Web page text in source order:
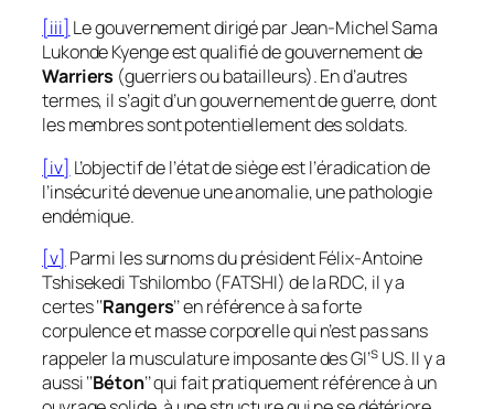
[iii] Le gouvernement dirigé par Jean-Michel Sama
Lukonde Kyenge est qualifié de gouvernement de
Warriers (guerriers ou batailleurs). En d’autres
termes, il s’agit d’un gouvernement de guerre, dont
les membres sont potentiellement des soldats.
[iv] L’objectif de l’état de siège est l’éradication de
l’insécurité devenue une anomalie, une pathologie
endémique.
[v] Parmi les surnoms du président Félix-Antoine
Tshisekedi Tshilombo (FATSHI) de la RDC, il y a
certes ‘‘Rangers’’ en référence à sa forte
corpulence et masse corporelle qui n’est pas sans
rappeler la musculature imposante des GI’sUS. Il y a
aussi ‘‘Béton’’ qui fait pratiquement référence à un